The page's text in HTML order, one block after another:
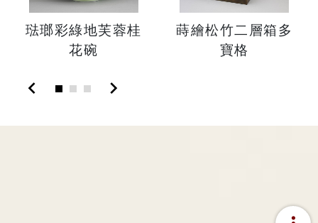
琺瑯彩綠地芙蓉桂
花碗
蒔繪松竹二層箱多
寶格
chevron_left chevron_right